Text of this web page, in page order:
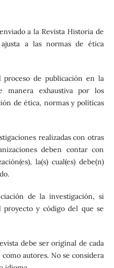
a la Revista Historia de
a las normas de ética
de publicación en la
manera exhaustiva por los
de ética, normas y políticas
realizadas con otras
deben contar con
la(s) cual(es) debe(n)
de la investigación, si
y código del que se
debe ser original de cada
autores. No se considera